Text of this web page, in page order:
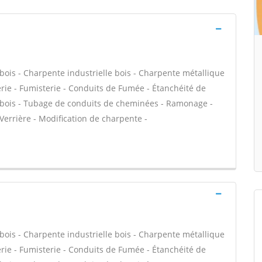
- Charpente industrielle bois - Charpente métallique
- Fumisterie - Conduits de Fumée - Étanchéité de
- Tubage de conduits de cheminées - Ramonage -
- Modification de charpente -
- Charpente industrielle bois - Charpente métallique
- Fumisterie - Conduits de Fumée - Étanchéité de